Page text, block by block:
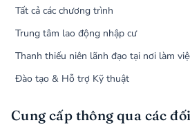
Tất cả các chương trình
Trung tâm lao động nhập cư
Thanh thiếu niên lãnh đạo tại nơi làm
Đào tạo & Hỗ trợ Kỹ thuật
Cung cấp thông qua các